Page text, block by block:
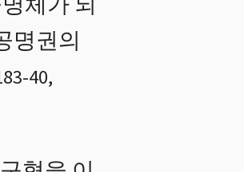
명권의
-40,